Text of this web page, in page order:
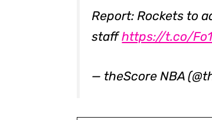
Report: Rockets to
staffhttps://t.co/
— theScore NBA